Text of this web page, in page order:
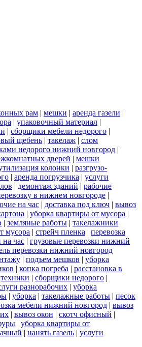
рам | мешки | аренда газели |
| упаковочный материал |
| сборщики мебели недорого |
щебень | такелаж | слом
недорого нижний новгород |
дверей | мешки
колонки | разгрузо-
| аренда погрузчика | услуги
| демонтаж зданий | рабочие
в нижнем новгороде |
на час | доставка под ключ | вывоз
| уборка квартиры от мусора |
| земляные работы | такелажники
мусора | стрейч пленка | перевозка
на час | грузовые перевозки нижний
перевозки нижний новгород
| подъем мешков | уборка
| копка погреба | расстановка в
| сборщики недорого |
разнорабочих | уборка
| уборка | такелажные работы | песок
мебели нижний новгород | вывоз
| вывоз окон | скотч офисный |
| уборка квартиры от
| нанять газель | услуги